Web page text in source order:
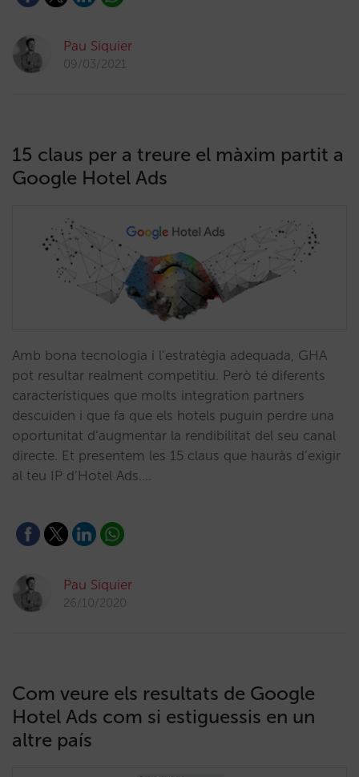
Pau Siquier
09/03/2021
15 claus per a treure el màxim partit a
Google Hotel Ads
Amb bona tecnologia i l’estratègia adequada, GHA
pot resultar realment competitiu. Però té diferents
característiques que molts integration partners
descuiden i que fa que els hotels puguin perdre una
oportunitat d’augmentar la rendibilitat del seu canal
directe. Et presentem les 15 claus que hauràs d’exigir
al teu IP d’Hotel Ads.…
Pau Siquier
26/10/2020
Com veure els resultats de Google
Hotel Ads com si estiguessis en un
altre país